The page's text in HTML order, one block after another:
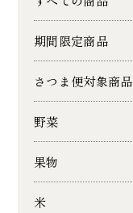
期間限定商品
さつま便対象商品
野菜
果物
米